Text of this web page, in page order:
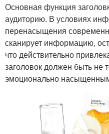
Основная функция
аудиторию. В условиях
перенасыщения
сканирует информацию,
что действительно
заголовок должен быть
эмоционально